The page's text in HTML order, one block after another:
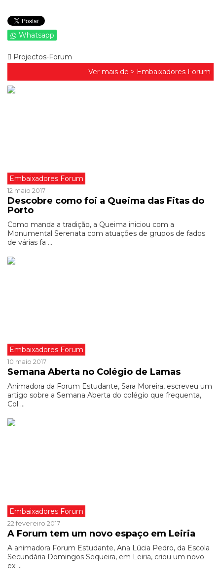
Whatsapp
Projectos-Forum
Ver mais de > Embaixadores Forum
Embaixadores Forum
12 maio 2017
Descobre como foi a Queima das Fitas do
Porto
Como manda a tradição, a Queima iniciou com a
Monumental Serenata com atuações de grupos de fados
de várias fa ...
Embaixadores Forum
10 maio 2017
Semana Aberta no Colégio de Lamas
Animadora da Forum Estudante, Sara Moreira, escreveu um
artigo sobre a Semana Aberta do colégio que frequenta,
Col ...
Embaixadores Forum
22 fevereiro 2017
A Forum tem um novo espaço em Leiria
A animadora Forum Estudante, Ana Lúcia Pedro, da Escola
Secundária Domingos Sequeira, em Leiria, criou um novo
ex ...